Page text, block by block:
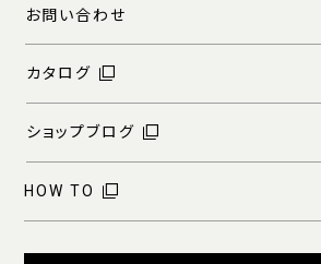
お問い合わせ
カタログ
ショップブログ
HOW TO